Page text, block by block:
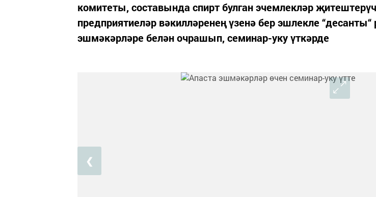
комитеты, составында спирт булган эчемлекләр
предприятиеләр вәкилләренең үзенә бер эшлекле “десанты“
эшмәкәрләре белән очрашып, семинар-уку үткәрде
❮